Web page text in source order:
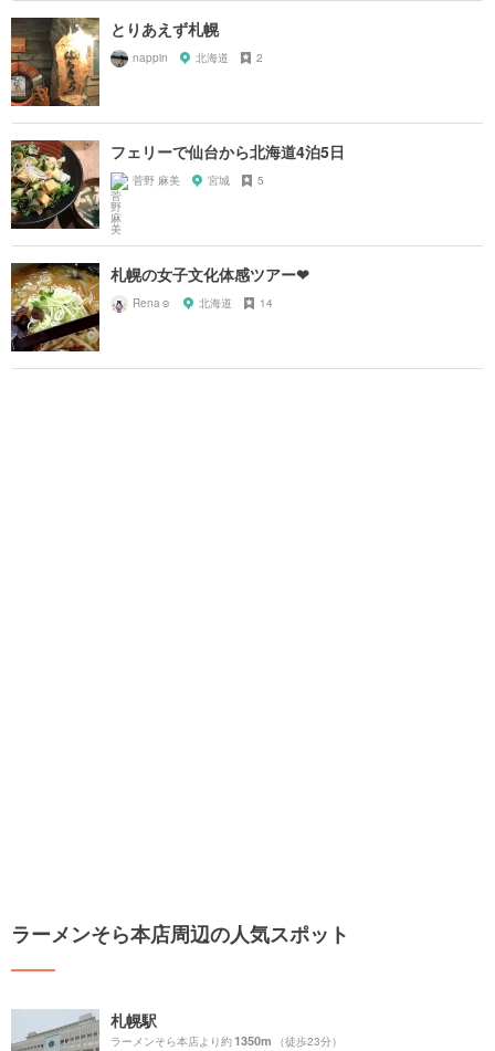
とりあえず札幌
nappin 北海道 2
フェリーで仙台から北海道4泊5日
菅野 麻美 宮城 5
札幌の女子文化体感ツアー❤
Rena☺︎ 北海道 14
ラーメンそら本店周辺の人気スポット
札幌駅
ラーメンそら本店より約1350m （徒歩23分）